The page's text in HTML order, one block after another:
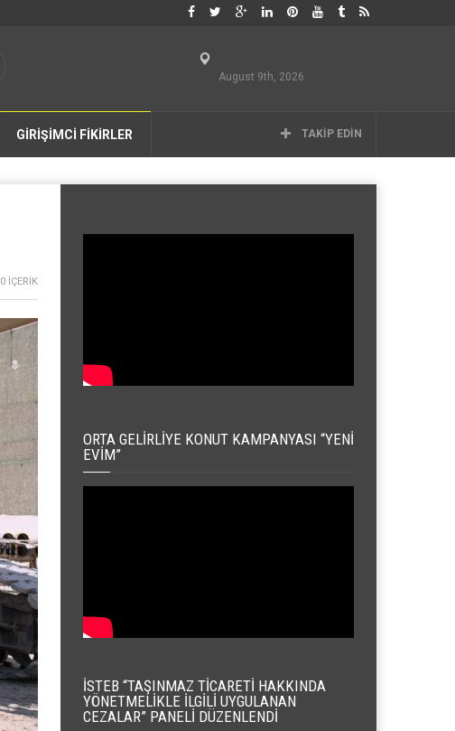
August 9th, 2026
GİRİŞİMCİ FİKİRLER TAKIP EDIN
0 İÇERIK
ORTA GELIRLIYE KONUT KAMPANYASI “YENI
EVIM”
İSTEB “TAŞINMAZ TICARETI HAKKINDA
YÖNETMELIKLE İLGILI UYGULANAN
CEZALAR” PANELI DÜZENLENDI